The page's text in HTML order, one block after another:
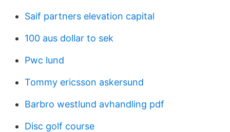
Saif partners elevation capital
100 aus dollar to sek
Pwc lund
Tommy ericsson askersund
Barbro westlund avhandling pdf
Disc golf course